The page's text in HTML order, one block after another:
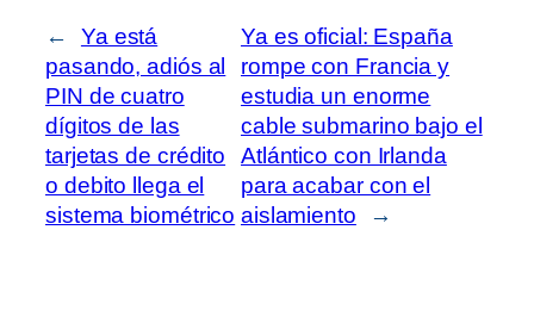
←
Ya está
pasando, adiós al
PIN de cuatro
dígitos de las
tarjetas de crédito
o debito llega el
sistema biométrico
Ya es oficial: España
rompe con Francia y
estudia un enorme
cable submarino bajo el
Atlántico con Irlanda
para acabar con el
aislamiento
→